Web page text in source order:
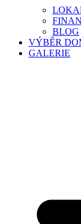
BLOG
VÝBĚR
GALERIE